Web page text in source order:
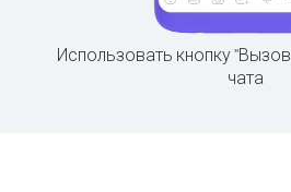
Использовать кнопку
чата